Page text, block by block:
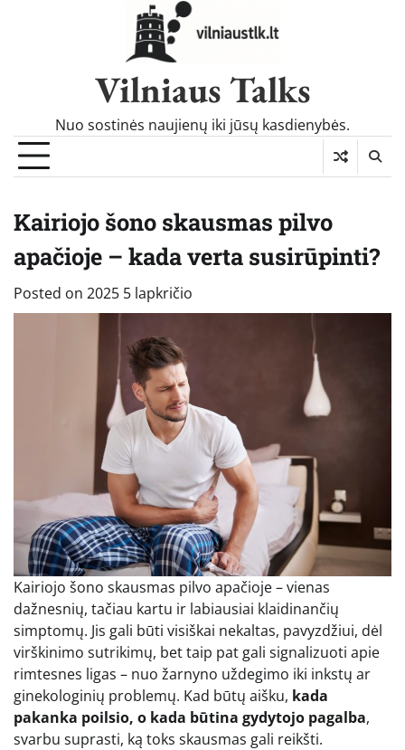
Vilniaus Talks
Nuo sostinės naujienų iki jūsų kasdienybės.
Kairiojo šono skausmas pilvo
apačioje – kada verta susirūpinti?
Posted on 2025 5 lapkričio
Kairiojo šono skausmas pilvo apačioje – vienas
dažnesnių, tačiau kartu ir labiausiai klaidinančių
simptomų. Jis gali būti visiškai nekaltas, pavyzdžiui, dėl
virškinimo sutrikimų, bet taip pat gali signalizuoti apie
rimtesnes ligas – nuo žarnyno uždegimo iki inkstų ar
ginekologinių problemų. Kad būtų aišku, kada
pakanka poilsio, o kada būtina gydytojo pagalba,
svarbu suprasti, ką toks skausmas gali reikšti.